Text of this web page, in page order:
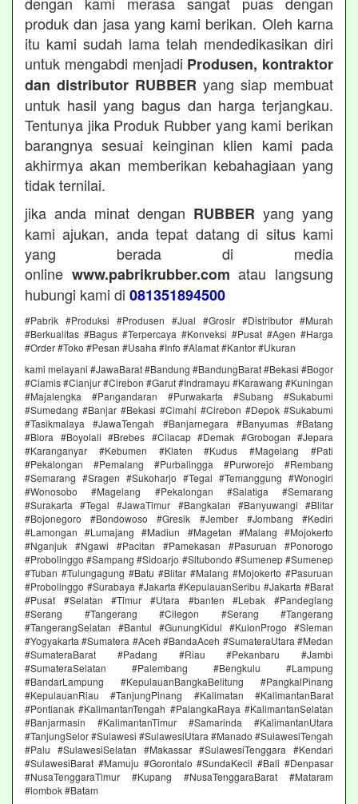
produk dan jasa yang kami berikan. Oleh karna
itu kami sudah lama telah mendedikasikan diri
untuk mengabdi menjadi Produsen, kontraktor
dan distributor RUBBER yang siap membuat
untuk hasil yang bagus dan harga terjangkau.
Tentunya jika Produk Rubber yang kami berikan
barangnya sesuai keinginan klien kami pada
akhirmya akan memberikan kebahagiaan yang
tidak ternilai.
jika anda minat dengan RUBBER yang yang
kami ajukan, anda tepat datang di situs kami
yang berada di media
online www.pabrikrubber.com atau langsung
hubungi kami di 081351894500
#Pabrik #Produksi #Produsen #Jual #Grosir #Distributor #Murah
#Berkualitas #Bagus #Terpercaya #Konveksi #Pusat #Agen #Harga
#Order #Toko #Pesan #Usaha #Info #Alamat #Kantor #Ukuran
kami melayani #JawaBarat #Bandung #BandungBarat #Bekasi #Bogor
#Ciamis #Cianjur #Cirebon #Garut #Indramayu #Karawang #Kuningan
#Majalengka #Pangandaran #Purwakarta #Subang #Sukabumi
#Sumedang #Banjar #Bekasi #Cimahi #Cirebon #Depok #Sukabumi
#Tasikmalaya #JawaTengah #Banjarnegara #Banyumas #Batang
#Blora #Boyolali #Brebes #Cilacap #Demak #Grobogan #Jepara
#Karanganyar #Kebumen #Klaten #Kudus #Magelang #Pati
#Pekalongan #Pemalang #Purbalingga #Purworejo #Rembang
#Semarang #Sragen #Sukoharjo #Tegal #Temanggung #Wonogiri
#Wonosobo #Magelang #Pekalongan #Salatiga #Semarang
#Surakarta #Tegal #JawaTimur #Bangkalan #Banyuwangi #Blitar
#Bojonegoro #Bondowoso #Gresik #Jember #Jombang #Kediri
#Lamongan #Lumajang #Madiun #Magetan #Malang #Mojokerto
#Nganjuk #Ngawi #Pacitan #Pamekasan #Pasuruan #Ponorogo
#Probolinggo #Sampang #Sidoarjo #Situbondo #Sumenep #Sumenep
#Tuban #Tulungagung #Batu #Blitar #Malang #Mojokerto #Pasuruan
#Probolinggo #Surabaya #Jakarta #KepulauanSeribu #Jakarta #Barat
#Pusat #Selatan #Timur #Utara #banten #Lebak #Pandeglang
#Serang #Tangerang #Cilegon #Serang #Tangerang
#TangerangSelatan #Bantul #GunungKidul #KulonProgo #Sleman
#Yogyakarta #Sumatera #Aceh #BandaAceh #SumateraUtara #Medan
#SumateraBarat #Padang #Riau #Pekanbaru #Jambi
#SumateraSelatan #Palembang #Bengkulu #Lampung
#BandarLampung #KepulauanBangkaBelitung #PangkalPinang
#KepulauanRiau #TanjungPinang #Kalimatan #KalimantanBarat
#Pontianak #KalimantanTengah #PalangkaRaya #KalimantanSelatan
#Banjarmasin #KalimantanTimur #Samarinda #KalimantanUtara
#TanjungSelor #Sulawesi #SulawesiUtara #Manado #SulawesiTengah
#Palu #SulawesiSelatan #Makassar #SulawesiTenggara #Kendari
#SulawesiBarat #Mamuju #Gorontalo #SundaKecil #Bali #Denpasar
#NusaTenggaraTimur #Kupang #NusaTenggaraBarat #Mataram
#lombok #Batam